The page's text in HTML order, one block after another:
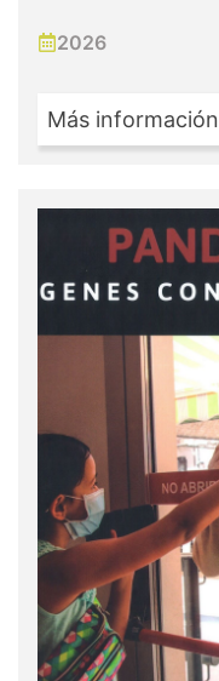
2026
Más información